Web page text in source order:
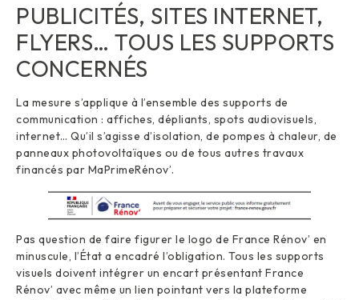
PUBLICITÉS, SITES INTERNET,
FLYERS… TOUS LES SUPPORTS
CONCERNÉS
La mesure s’applique à l’ensemble des supports de
communication : affiches, dépliants, spots audiovisuels,
internet… Qu’il s’agisse d’isolation, de pompes à chaleur, de
panneaux photovoltaïques ou de tous autres travaux
financés par MaPrimeRénov’.
Pas question de faire figurer le logo de France Rénov’ en
minuscule, l’État a encadré l’obligation. Tous les supports
visuels doivent intégrer un encart présentant France
Rénov’ avec même un lien pointant vers la plateforme